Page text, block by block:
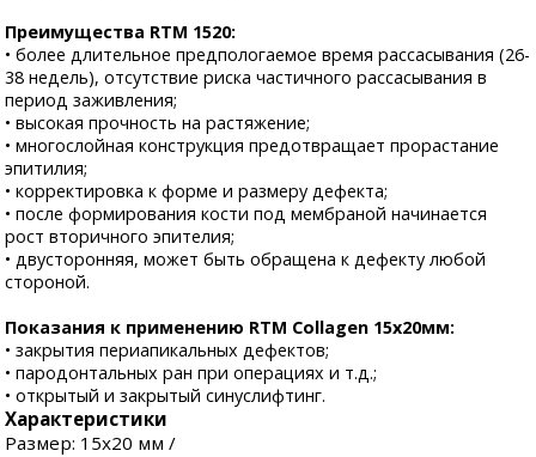
Преимущества RTM 1520:
• более длительное предпологаемое время рассасывания (26-
38 недель), отсутствие риска частичного рассасывания в
период заживления;
• высокая прочность на растяжение;
• многослойная конструкция предотвращает прорастание
эпитилия;
• корректировка к форме и размеру дефекта;
• после формирования кости под мембраной начинается
рост вторичного эпителия;
• двусторонняя, может быть обращена к дефекту любой
стороной.
Показания к применению RTM Collagen 15х20мм:
• закрытия периапикальных дефектов;
• пародонтальных ран при операциях и т.д.;
• открытый и закрытый синуслифтинг.
Характеристики
Размер: 15х20 мм /